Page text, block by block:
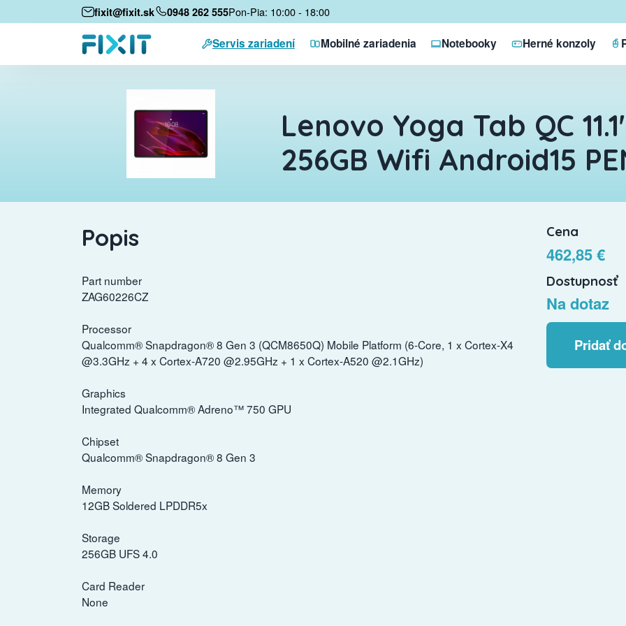
fixit@fixit.sk 0948 262 555Pon-Pia: 10:00 - 18:00
Servis zariadení Mobilné zariadenia Notebooky Herné konzoly
Lenovo Yoga Tab QC
256GB Wifi Android15
Popis
Part number
ZAG60226CZ
Processor
Qualcomm® Snapdragon® 8 Gen 3 (QCM8650Q) Mobile Platform (6-Core, 1 x Cortex-X4
@3.3GHz + 4 x Cortex-A720 @2.95GHz + 1 x Cortex-A520 @2.1GHz)
Graphics
Integrated Qualcomm® Adreno™ 750 GPU
Chipset
Qualcomm® Snapdragon® 8 Gen 3
Memory
12GB Soldered LPDDR5x
Storage
256GB UFS 4.0
Card Reader
None
Cena
462,85 €
Dostupnosť
Na dotaz
Pridať